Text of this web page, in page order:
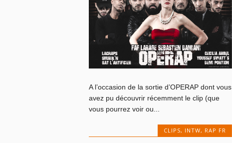
A l’occasion de la sortie d’OPERAP dont vous
avez pu découvrir récemment le clip (que
vous pourrez voir ou...
CLIPS, INTW, RAP FR